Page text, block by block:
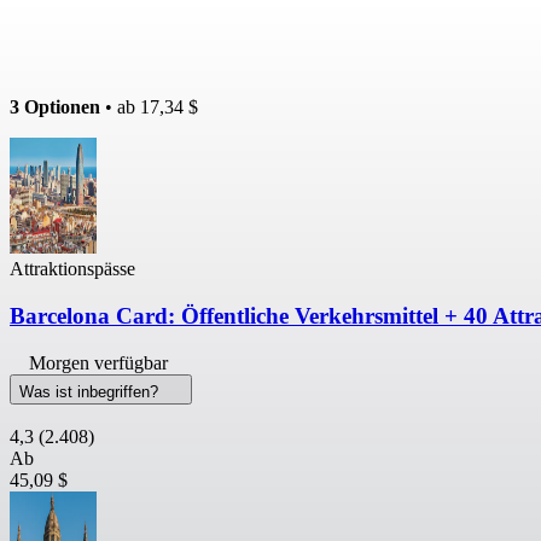
3 Optionen • ab 17,34 $
Attraktionspässe
Barcelona Card: Öffentliche Verkehrsmittel + 40
Morgen verfügbar
Was ist inbegriffen?
4,3 (2.408)
Ab
45,09 $